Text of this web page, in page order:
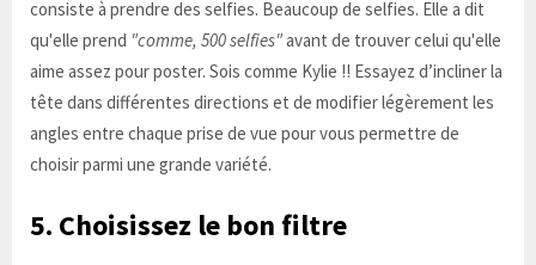
consiste à prendre des selfies. Beaucoup de selfies. Elle a dit
qu'elle prend "comme, 500 selfies"avant de trouver celui qu'elle
aime assez pour poster. Sois comme Kylie !! Essayez d’incliner la
tête dans différentes directions et de modifier légèrement les
angles entre chaque prise de vue pour vous permettre de
choisir parmi une grande variété.
5. Choisissez le bon filtre